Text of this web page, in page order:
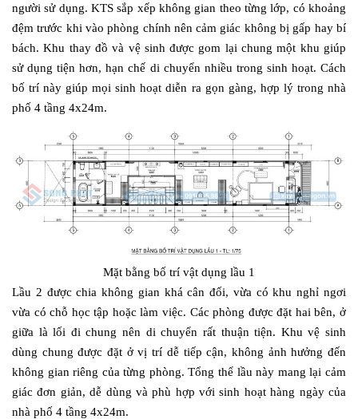
người sử dụng. KTS sắp xếp không gian theo từng lớp, có khoảng
đệm trước khi vào phòng chính nên cảm giác không bị gấp hay bí
bách. Khu thay đồ và vệ sinh được gom lại chung một khu giúp
sử dụng tiện hơn, hạn chế di chuyển nhiều trong sinh hoạt. Cách
bố trí này giúp mọi sinh hoạt diễn ra gọn gàng, hợp lý trong nhà
phố 4 tầng 4x24m.
Mặt bằng bố trí vật dụng lầu 1
Lầu 2 được chia không gian khá cân đối, vừa có khu nghỉ ngơi
vừa có chỗ học tập hoặc làm việc. Các phòng được đặt hai bên, ở
giữa là lối đi chung nên di chuyển rất thuận tiện. Khu vệ sinh
dùng chung được đặt ở vị trí dễ tiếp cận, không ảnh hưởng đến
không gian riêng của từng phòng. Tổng thể lầu này mang lại cảm
giác đơn giản, dễ dùng và phù hợp với sinh hoạt hàng ngày của
nhà phố 4 tầng 4x24m.